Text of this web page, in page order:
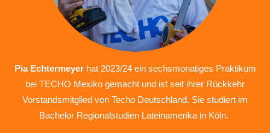
Pia Echtermeyerhat 2023/24 ein sechsmonatiges Praktikum
bei TECHO Mexiko gemacht und ist seit ihrer Rückkehr
Vorstandsmitglied von Techo Deutschland. Sie studiert im
Bachelor Regionalstudien Lateinamerika in Köln.